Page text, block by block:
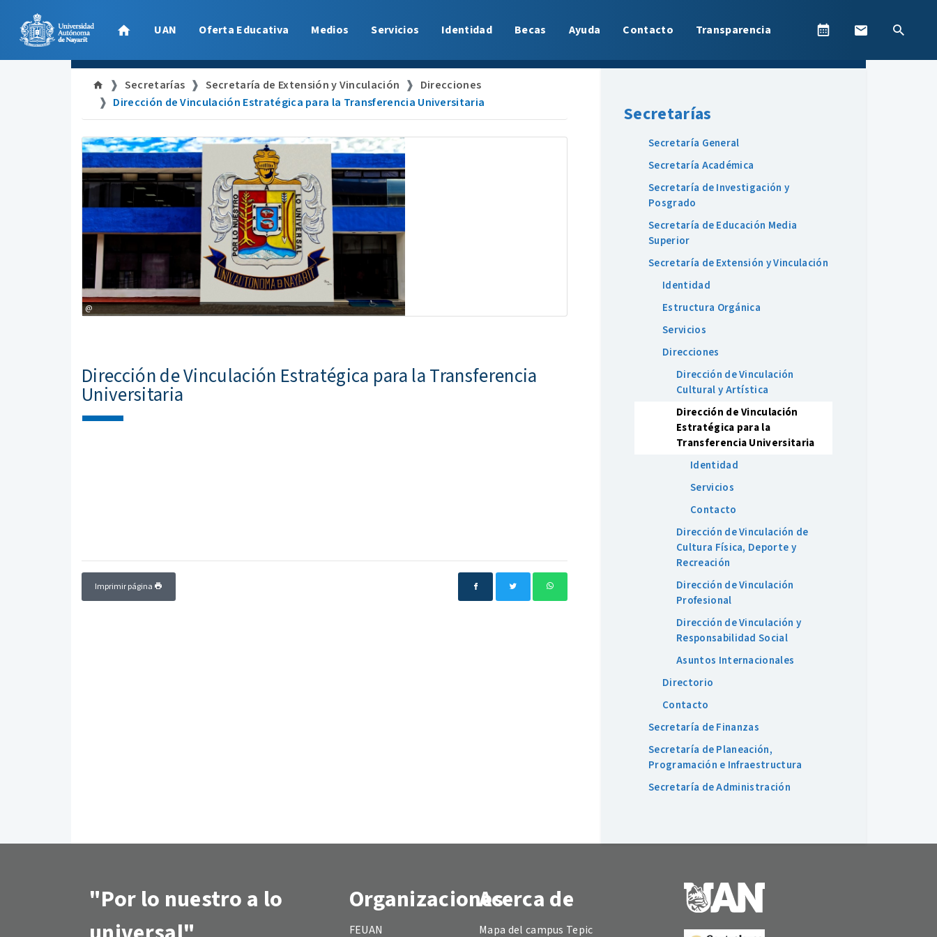
UAN Oferta Educativa Medios Servicios Identidad Becas Ayuda Contacto Transparencia
Secretarías Secretaría de Extensión y Vinculación
Direcciones
Dirección de Vinculación Estratégica para la Transferencia Universitaria
@
Dirección de Vinculación Estratégica para la Transferencia
Universitaria
Imprimir página
Secretarías
Secretaría General
Secretaría Académica
Secretaría de Investigación y
Posgrado
Secretaría de Educación Media
Superior
Secretaría de Extensión y Vinculación
Identidad
Estructura Orgánica
Servicios
Direcciones
Dirección de Vinculación
Cultural y Artística
Dirección de Vinculación
Estratégica para la
Transferencia Universitaria
Identidad
Servicios
Contacto
Dirección de Vinculación de
Cultura Física, Deporte y
Recreación
Dirección de Vinculación
Profesional
Dirección de Vinculación y
Responsabilidad Social
Asuntos Internacionales
Directorio
Contacto
Secretaría de Finanzas
Secretaría de Planeación,
Programación e Infraestructura
Secretaría de Administración
"Por lo nuestro a lo
Organizaciones
FEUAN
Acerca de
Mapa del campus Tepic